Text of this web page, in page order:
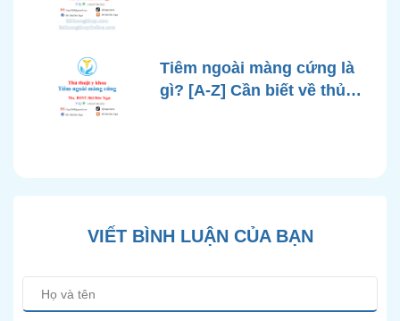
Tiêm ngoài màng cứng là
gì? [A-Z] Cần biết về thủ
VIẾT BÌNH LUẬN CỦA BẠN